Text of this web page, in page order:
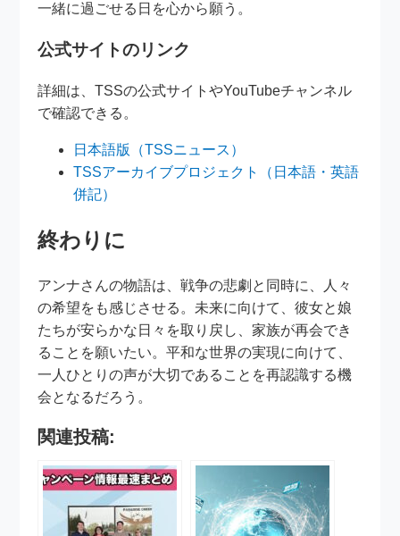
一緒に過ごせる日を心から願う。
公式サイトのリンク
詳細は、TSSの公式サイトやYouTubeチャンネル
で確認できる。
日本語版（TSSニュース）
TSSアーカイブプロジェクト（日本語・英語
併記）
終わりに
アンナさんの物語は、戦争の悲劇と同時に、人々
の希望をも感じさせる。未来に向けて、彼女と娘
たちが安らかな日々を取り戻し、家族が再会でき
ることを願いたい。平和な世界の実現に向けて、
一人ひとりの声が大切であることを再認識する機
会となるだろう。
関連投稿: